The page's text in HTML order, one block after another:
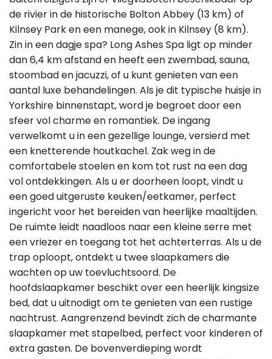
de rivier in de historische Bolton Abbey (13 km) of
Kilnsey Park en een manege, ook in Kilnsey (8 km).
Zin in een dagje spa? Long Ashes Spa ligt op minder
dan 6,4 km afstand en heeft een zwembad, sauna,
stoombad en jacuzzi, of u kunt genieten van een
aantal luxe behandelingen. Als je dit typische huisje in
Yorkshire binnenstapt, word je begroet door een
sfeer vol charme en romantiek. De ingang
verwelkomt u in een gezellige lounge, versierd met
een knetterende houtkachel. Zak weg in de
comfortabele stoelen en kom tot rust na een dag
vol ontdekkingen. Als u er doorheen loopt, vindt u
een goed uitgeruste keuken/eetkamer, perfect
ingericht voor het bereiden van heerlijke maaltijden.
De ruimte leidt naadloos naar een kleine serre met
een vriezer en toegang tot het achterterras. Als u de
trap oploopt, ontdekt u twee slaapkamers die
wachten op uw toevluchtsoord. De
hoofdslaapkamer beschikt over een heerlijk kingsize
bed, dat u uitnodigt om te genieten van een rustige
nachtrust. Aangrenzend bevindt zich de charmante
slaapkamer met stapelbed, perfect voor kinderen of
extra gasten. De bovenverdieping wordt